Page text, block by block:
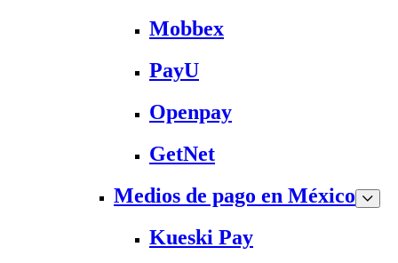
Mobbex
PayU
Openpay
GetNet
Medios de pago en México
Kueski Pay